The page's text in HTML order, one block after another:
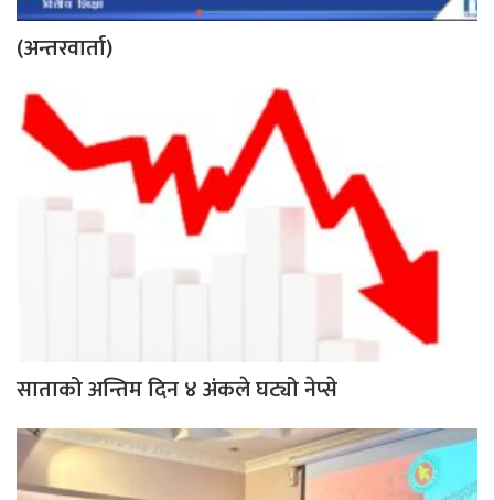
(अन्तरवार्ता)
साताको अन्तिम दिन ४ अंकले घट्यो नेप्से